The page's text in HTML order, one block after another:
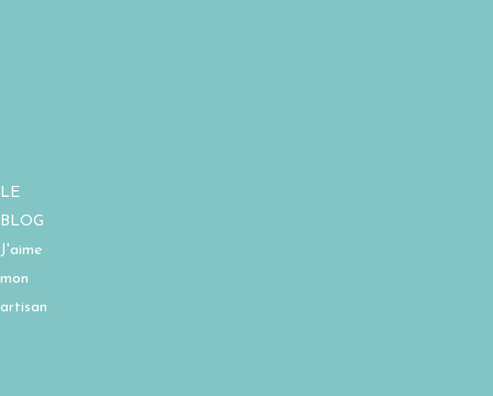
LE
BLOG
J'aime
mon
artisan